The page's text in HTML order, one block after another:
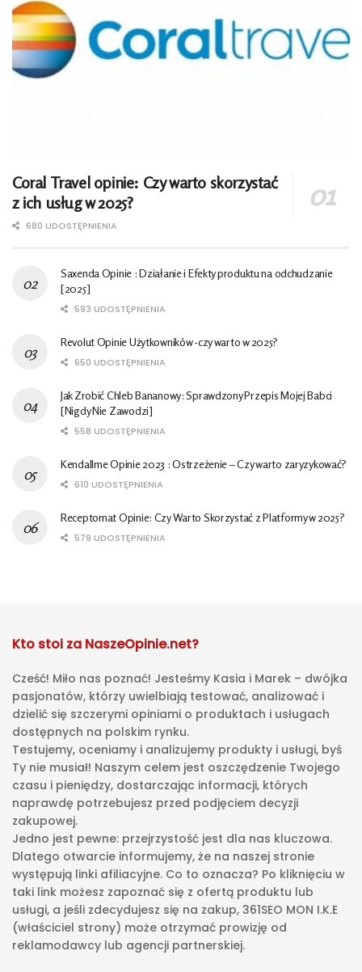
Coral Travel opinie: Czy warto skorzystać
z ich usług w 2025?
680 UDOSTĘPNIENIA
Saxenda Opinie : Działanie i Efekty produktu na odchudzanie
[2025]
593 UDOSTĘPNIENIA
Revolut Opinie Użytkowników -czy warto w 2025?
650 UDOSTĘPNIENIA
Jak Zrobić Chleb Bananowy: Sprawdzony Przepis Mojej Babci
[Nigdy Nie Zawodzi]
558 UDOSTĘPNIENIA
Kendallme Opinie 2023 : Ostrzeżenie – Czy warto zaryzykować?
610 UDOSTĘPNIENIA
Receptomat Opinie: Czy Warto Skorzystać z Platformy w 2025?
579 UDOSTĘPNIENIA
Kto stoi za NaszeOpinie.net?
Cześć! Miło nas poznać! Jesteśmy Kasia i Marek – dwójka
pasjonatów, którzy uwielbiają testować, analizować i
dzielić się szczerymi opiniami o produktach i usługach
dostępnych na polskim rynku.
Testujemy, oceniamy i analizujemy produkty i usługi, byś
Ty nie musiał! Naszym celem jest oszczędzenie Twojego
czasu i pieniędzy, dostarczając informacji, których
naprawdę potrzebujesz przed podjęciem decyzji
zakupowej.
Jedno jest pewne: przejrzystość jest dla nas kluczowa.
Dlatego otwarcie informujemy, że na naszej stronie
występują linki afiliacyjne. Co to oznacza? Po kliknięciu w
taki link możesz zapoznać się z ofertą produktu lub
usługi, a jeśli zdecydujesz się na zakup, 361SEO MON I.K.E
(właściciel strony) może otrzymać prowizję od
reklamodawcy lub agencji partnerskiej.